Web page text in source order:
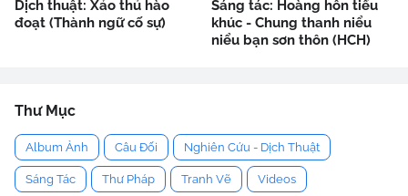
Dịch thuật: Xảo thủ hào
đoạt (Thành ngữ cố sự)
Sáng tác: Hoàng hôn tiểu
khúc - Chung thanh niểu
niểu bạn sơn thôn (HCH)
Thư Mục
Album Ảnh Câu Đối Nghiên Cứu - Dịch Thuật
Sáng Tác Thư Pháp Tranh Vẽ Videos